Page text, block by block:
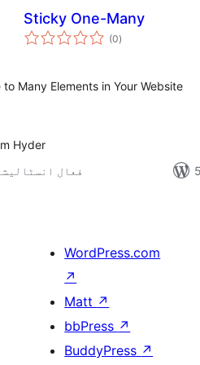
Sticky One-Many
(0مجموعی
درجہ
)
Many Elements in Your Website
Hyder
10+ فعال
WordPress.com
↗
Matt ↗
bbPress ↗
BuddyPress ↗